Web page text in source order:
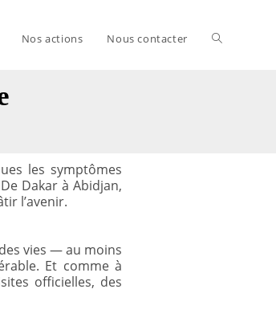
Nos actions Nous contacter Toggle
les symptômes
Dakar à Abidjan,
l’avenir.
vies — au moins
Et comme à
officielles, des